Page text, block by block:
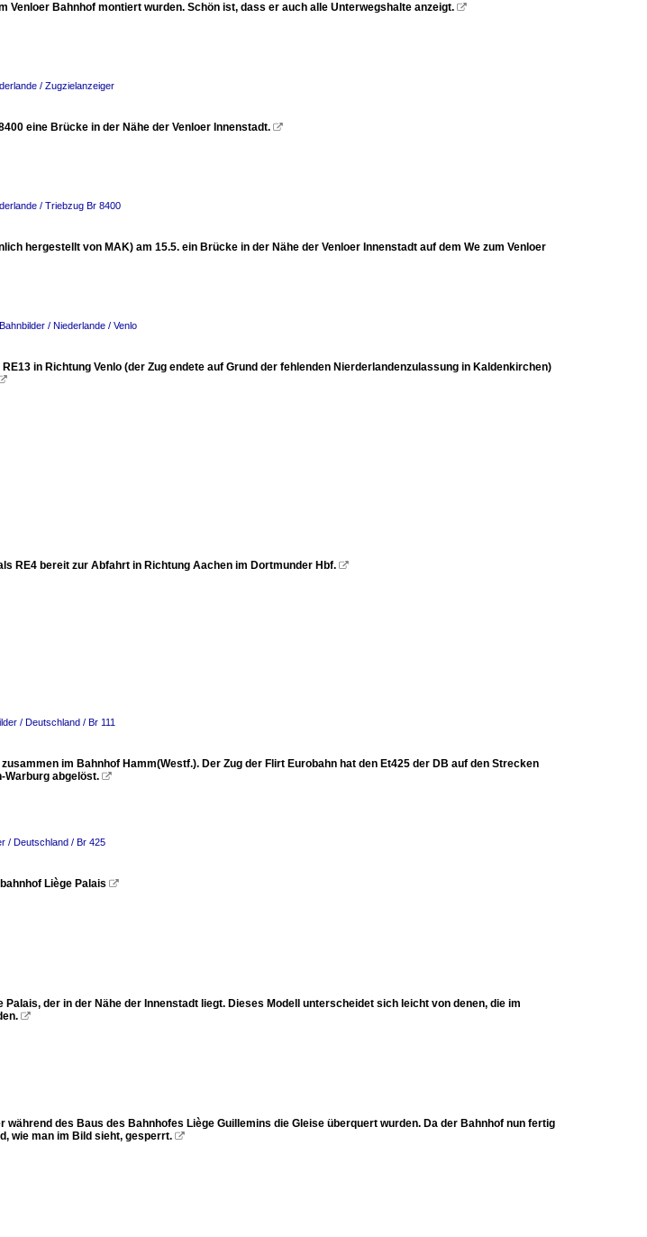
Venloer Bahnhof montiert wurden. Schön ist, dass er auch alle Unterwegshalte anzeigt. 
/ Zugzielanzeiger
eine Brücke in der Nähe der Venloer Innenstadt. 
/ Triebzug Br 8400
hergestellt von MAK) am 15.5. ein Brücke in der Nähe der Venloer Innenstadt auf dem We zum Venloer
Bahnbilder / Niederlande / Venlo
in Richtung Venlo (der Zug endete auf Grund der fehlenden Nierderlandenzulassung in Kaldenkirchen)
RE4 bereit zur Abfahrt in Richtung Aachen im Dortmunder Hbf. 
/ Deutschland / Br 111
im Bahnhof Hamm(Westf.). Der Zug der Flirt Eurobahn hat den Et425 der DB auf den Strecken
Warburg abgelöst. 
/ Deutschland / Br 425
Liège Palais 
Palais, der in der Nähe der Innenstadt liegt. Dieses Modell unterscheidet sich leicht von denen, die im

während des Baus des Bahnhofes Liège Guillemins die Gleise überquert wurden. Da der Bahnhof nun fertig
wie man im Bild sieht, gesperrt. 